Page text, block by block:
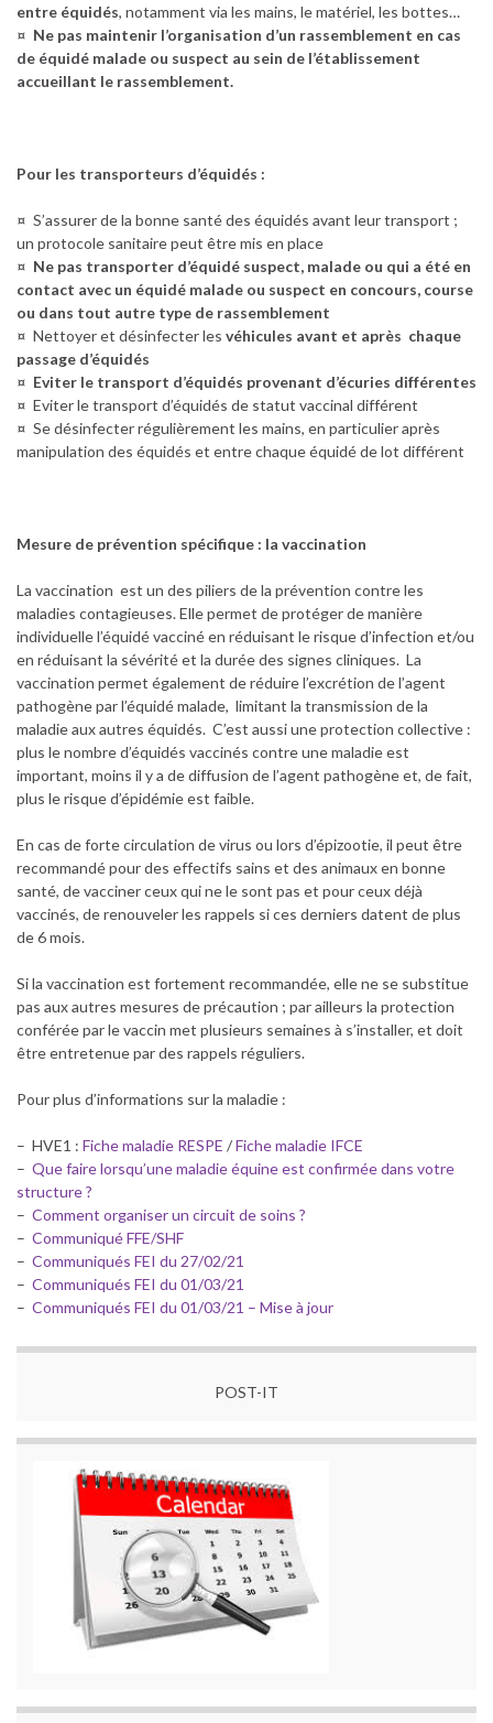
entre équidés, notamment via les mains, le matériel, les bottes…
¤ Ne pas maintenir l’organisation d’un rassemblement en cas
de équidé malade ou suspect au sein de l’établissement
accueillant le rassemblement.
Pour les transporteurs d’équidés :
¤ S’assurer de la bonne santé des équidés avant leur transport ;
un protocole sanitaire peut être mis en place
¤ Ne pas transporter d’équidé suspect, malade ou qui a été en
contact avec un équidé malade ou suspect en concours, course
ou dans tout autre type de rassemblement
¤ Nettoyer et désinfecter les véhicules avant et après chaque
passage d’équidés
¤ Eviter le transport d’équidés provenant d’écuries différentes
¤ Eviter le transport d’équidés de statut vaccinal différent
¤ Se désinfecter régulièrement les mains, en particulier après
manipulation des équidés et entre chaque équidé de lot différent
Mesure de prévention spécifique : la vaccination
La vaccination est un des piliers de la prévention contre les
maladies contagieuses. Elle permet de protéger de manière
individuelle l’équidé vacciné en réduisant le risque d’infection et/ou
en réduisant la sévérité et la durée des signes cliniques. La
vaccination permet également de réduire l’excrétion de l’agent
pathogène par l’équidé malade, limitant la transmission de la
maladie aux autres équidés. C’est aussi une protection collective :
plus le nombre d’équidés vaccinés contre une maladie est
important, moins il y a de diffusion de l’agent pathogène et, de fait,
plus le risque d’épidémie est faible.
En cas de forte circulation de virus ou lors d’épizootie, il peut être
recommandé pour des effectifs sains et des animaux en bonne
santé, de vacciner ceux qui ne le sont pas et pour ceux déjà
vaccinés, de renouveler les rappels si ces derniers datent de plus
de 6 mois.
Si la vaccination est fortement recommandée, elle ne se substitue
pas aux autres mesures de précaution ; par ailleurs la protection
conférée par le vaccin met plusieurs semaines à s’installer, et doit
être entretenue par des rappels réguliers.
Pour plus d’informations sur la maladie :
– HVE1 : Fiche maladie RESPE /Fiche maladie IFCE
– Que faire lorsqu’une maladie équine est confirmée dans votre
structure ?
– Comment organiser un circuit de soins ?
– Communiqué FFE/SHF
– Communiqués FEI du 27/02/21
– Communiqués FEI du 01/03/21
– Communiqués FEI du 01/03/21 – Mise à jour
POST-IT